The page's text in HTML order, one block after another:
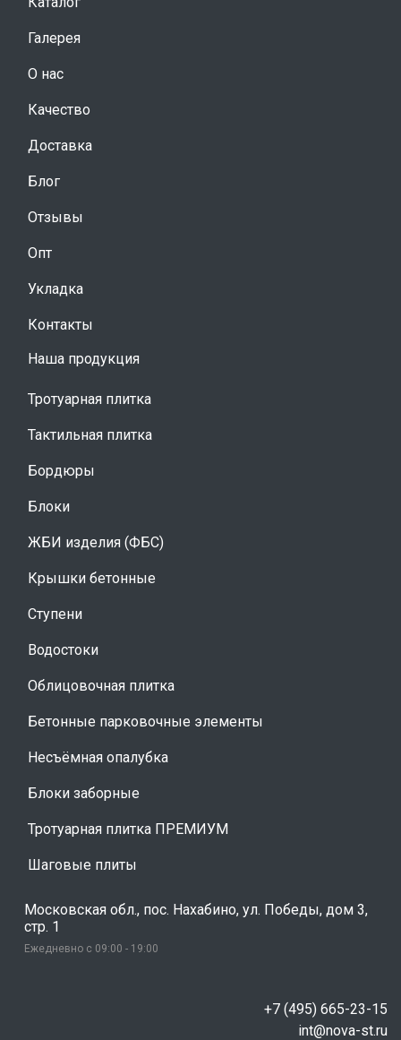
Галерея
О нас
Качество
Доставка
Блог
Отзывы
Опт
Укладка
Контакты
Наша продукция
Тротуарная плитка
Тактильная плитка
Бордюры
Блоки
ЖБИ изделия (ФБС)
Крышки бетонные
Ступени
Водостоки
Облицовочная плитка
Бетонные парковочные элементы
Несъёмная опалубка
Блоки заборные
Тротуарная плитка ПРЕМИУМ
Шаговые плиты
Московская обл., пос. Нахабино, ул. Победы, дом 3,
стр. 1
Ежедневно с 09:00 - 19:00
+7 (495) 665-23-15
int@nova-st.ru